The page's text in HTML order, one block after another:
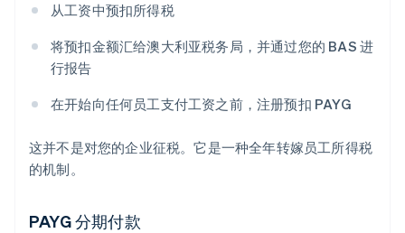
从工资中预扣所得税
将预扣金额汇给澳大利亚税务局，并通过您的 BAS 进
行报告
在开始向任何员工支付工资之前，注册预扣 PAYG
这并不是对您的企业征税。它是一种全年转嫁员工所得税
的机制。
PAYG 分期付款